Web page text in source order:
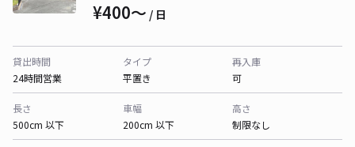
¥400〜 / 日
貸出時間
24時間営業
タイプ
平置き
再入庫
可
長さ
500cm 以下
車幅
200cm 以下
高さ
制限なし